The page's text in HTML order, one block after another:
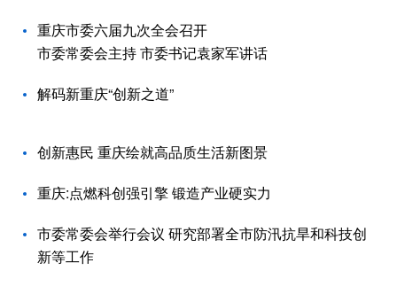
重庆市委六届九次全会召开
市委常委会主持 市委书记袁家军讲话
解码新重庆“创新之道”
创新惠民 重庆绘就高品质生活新图景
重庆:点燃科创强引擎 锻造产业硬实力
市委常委会举行会议 研究部署全市防汛抗旱和科技创
新等工作